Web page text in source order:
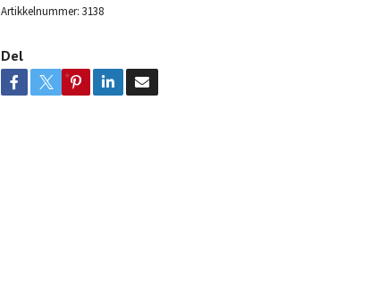
Artikkelnummer: 3138
Del